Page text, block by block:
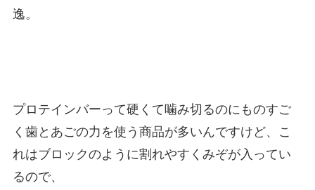
逸。
プロテインバーって硬くて噛み切るのにものすご
く歯とあごの力を使う商品が多いんですけど、こ
れはブロックのように割れやすくみぞが入ってい
るので、